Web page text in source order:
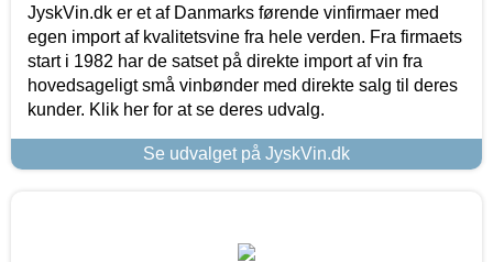
JyskVin.dk er et af Danmarks førende vinfirmaer med
egen import af kvalitetsvine fra hele verden. Fra firmaets
start i 1982 har de satset på direkte import af vin fra
hovedsageligt små vinbønder med direkte salg til deres
kunder. Klik her for at se deres udvalg.
Se udvalget på JyskVin.dk